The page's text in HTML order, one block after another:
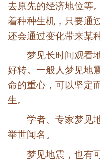
去原先的经济地位等
着种种生机，只要通
还会通过变化带来某
梦见长时间观看
好转。一般人梦见地
命的重心，可以坚定
生。
学者、专家梦见
举世闻名。
梦见地震，也有